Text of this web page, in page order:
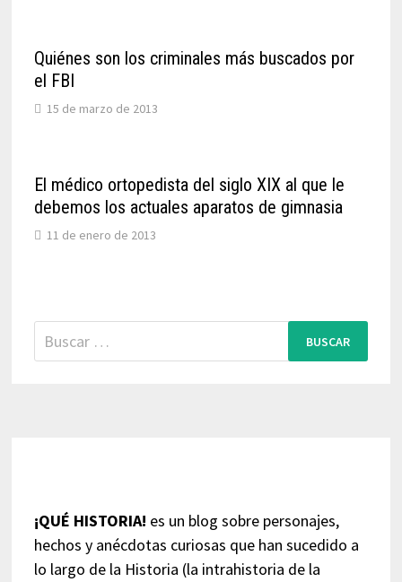
Quiénes son los criminales más buscados por
el FBI
15 de marzo de 2013
El médico ortopedista del siglo XIX al que le
debemos los actuales aparatos de gimnasia
11 de enero de 2013
Buscar:
¡QUÉ HISTORIA! es un blog sobre personajes,
hechos y anécdotas curiosas que han sucedido a
lo largo de la Historia (la intrahistoria de la